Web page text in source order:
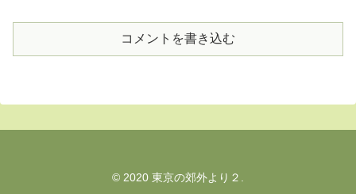
コメントを書き込む
© 2020 東京の郊外より２.